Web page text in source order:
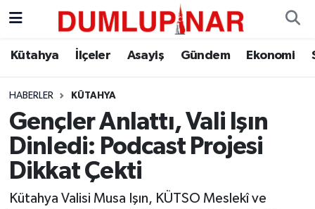
Kütahya İlçeler Asayiş Gündem Ekonomi
HABERLER KÜTAHYA
Gençler Anlattı, Vali Işın
Dinledi: Podcast Projesi
Dikkat Çekti
Kütahya Valisi Musa Işın, KÜTSO Meslekî ve
Asayiş
Diğer
Dünya
Eğitim
Ekonomi
Kütahya Hava Durumu
Kütahya Trafik Yoğunluk Haritası
Süper Lig Puan Durumu ve Fikstür
Tüm Manşetler
Son Dakika Haberleri